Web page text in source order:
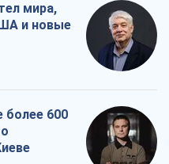
мира,
и новые
более 600